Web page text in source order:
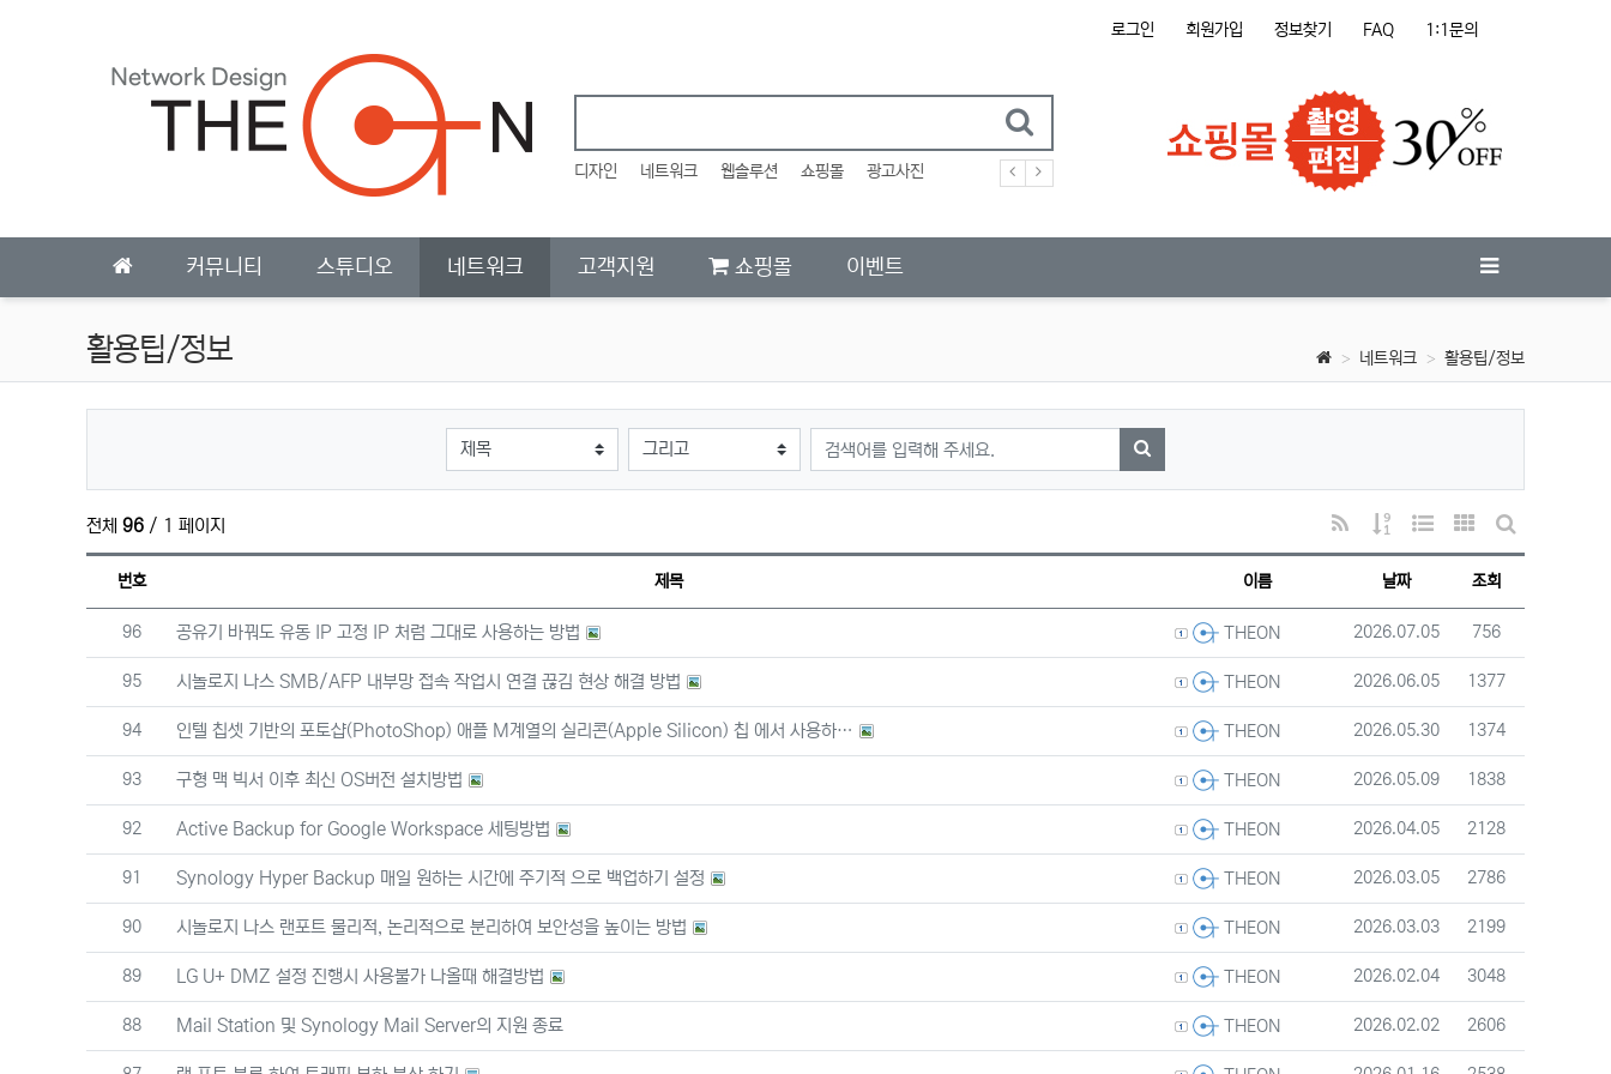
로그인 회원가입 정보찾기 FAQ 1:1문의
디자인 네트워크 웹솔루션 쇼핑몰 광고사진
커뮤니티 스튜디오 네트워크 고객지원 쇼핑몰 이벤트
활용팁/정보 네트워크 활용팁/정보
검색대상
검색어
검색하기
전체 96 / 1 페이지 RSS
게시물 정렬
웹진 스타일갤러리 스타일
게시판 검색
번호 제목 이름 날짜 조회
번호
96 공유기 바꿔도 유동 IP 고정 IP 처럼 그대로 사용하는 방법 등록자THEON 등록일
2026.07.05 조회
756
번호
95 시놀로지 나스 SMB/AFP 내부망 접속 작업시 연결 끊김 현상 해결 방법 등록자THEON 등록일
2026.06.05 조회
1377
번호
94 인텔 칩셋 기반의 포토샵(PhotoShop) 애플 M계열의 실리콘(Apple Silicon) 칩 에서 사용하… 등록자THEON 등록일
2026.05.30 조회
1374
번호
93 구형 맥 빅서 이후 최신 OS버전 설치방법 등록자THEON 등록일
2026.05.09 조회
1838
번호
92 Active Backup for Google Workspace 세팅방법 등록자THEON 등록일
2026.04.05 조회
2128
번호
91 Synology Hyper Backup 매일 원하는 시간에 주기적 으로 백업하기 설정 등록자THEON 등록일
2026.03.05 조회
2786
번호
90 시놀로지 나스 랜포트 물리적, 논리적으로 분리하여 보안성을 높이는 방법 등록자THEON 등록일
2026.03.03 조회
2199
번호
89 LG U+ DMZ 설정 진행시 사용불가 나올때 해결방법 등록자THEON 등록일
2026.02.04 조회
3048
번호
88 Mail Station 및 Synology Mail Server의 지원 종료 등록자THEON 등록일
2026.02.02 조회
2606